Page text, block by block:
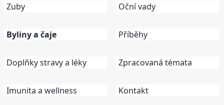
Zuby
Byliny a čaje
Doplňky stravy a léky
Imunita a wellness
Oční vady
Příběhy
Zpracovaná témata
Kontakt